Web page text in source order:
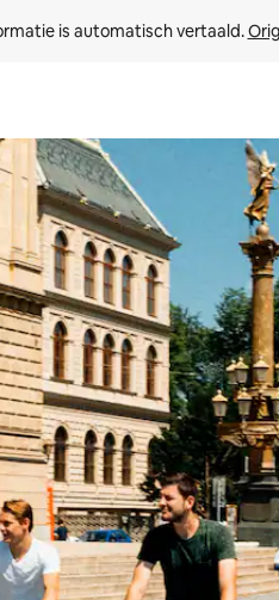
is automatisch vertaald.
de pijltjestoetsen omhoog en